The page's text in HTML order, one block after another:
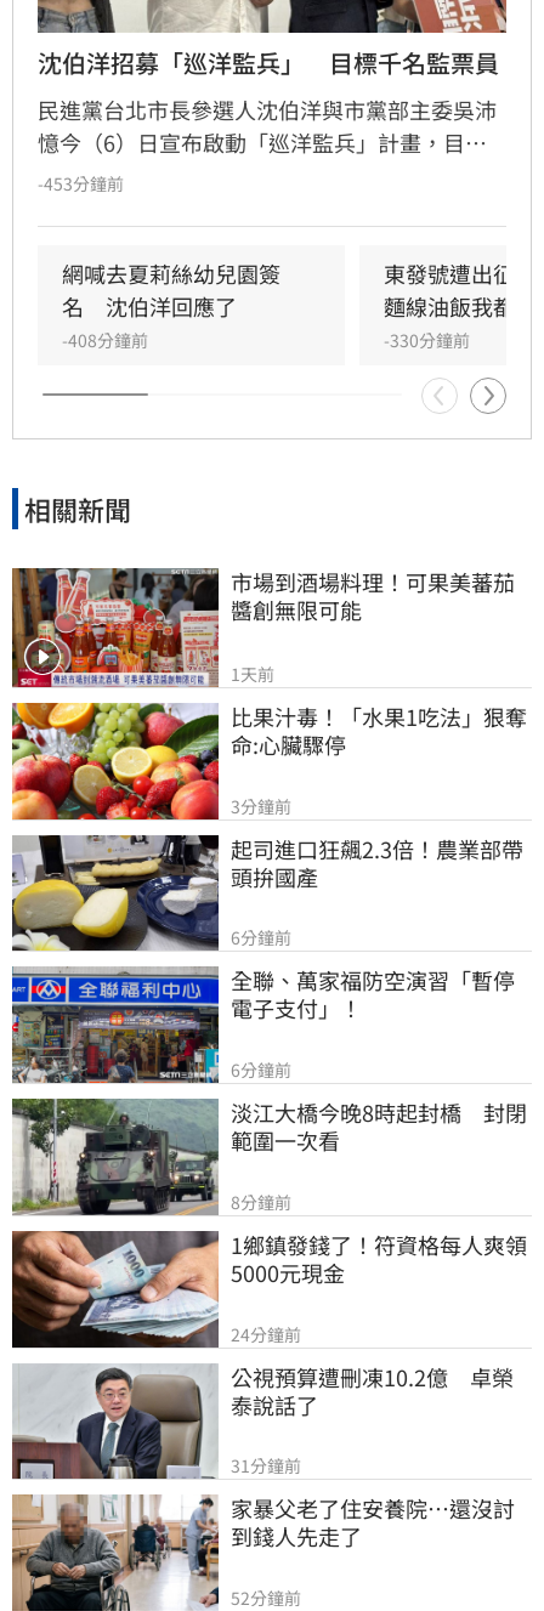
沈伯洋招募「巡洋監兵」　目標千名監票員
民進黨台北市長參選人沈伯洋與市黨部主委吳沛
憶今（6）日宣布啟動「巡洋監兵」計畫，目標
號召千名公民擔任監票員，確保今年11月28日台
說，許多人參與政治的起點正是從監票員做起，
如果大家覺得台灣的民主值得守護，也想要參與
這樣的行動，歡迎加入「巡洋監兵」行列，共同
-453分鐘前
網喊去夏莉絲幼兒園簽
名　沈伯洋回應了
-408分鐘前
東發號遭出征
麵線油飯我都喜
-330分鐘前
相關新聞
市場到酒場料理！可果美蕃茄
醬創無限可能
1天前
比果汁毒！「水果1吃法」狠奪
命:心臟驟停
3分鐘前
起司進口狂飆2.3倍！農業部帶
頭拚國產
6分鐘前
全聯、萬家福防空演習「暫停
電子支付」！
6分鐘前
淡江大橋今晚8時起封橋　封閉
範圍一次看
8分鐘前
1鄉鎮發錢了！符資格每人爽領
5000元現金
24分鐘前
公視預算遭刪凍10.2億　卓榮
泰說話了
31分鐘前
家暴父老了住安養院…還沒討
到錢人先走了
52分鐘前